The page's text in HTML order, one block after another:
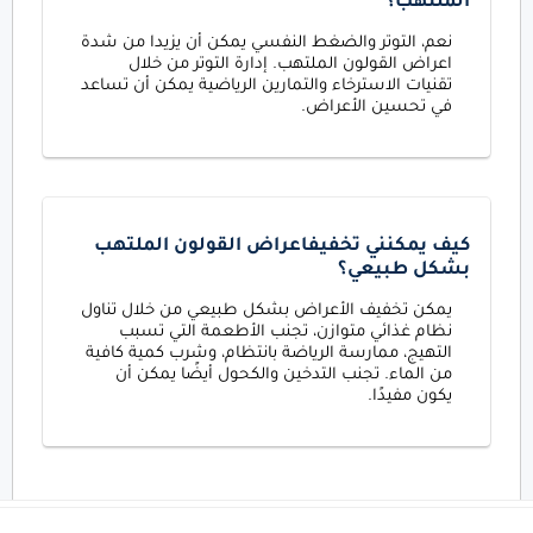
نعم، التوتر والضغط النفسي يمكن أن يزيدا من شدة
اعراض القولون الملتهب. إدارة التوتر من خلال
تقنيات الاسترخاء والتمارين الرياضية يمكن أن تساعد
في تحسين الأعراض.
كيف يمكنني تخفيفاعراض القولون الملتهب
بشكل طبيعي؟
يمكن تخفيف الأعراض بشكل طبيعي من خلال تناول
نظام غذائي متوازن، تجنب الأطعمة التي تسبب
التهيج، ممارسة الرياضة بانتظام، وشرب كمية كافية
من الماء. تجنب التدخين والكحول أيضًا يمكن أن
يكون مفيدًا.